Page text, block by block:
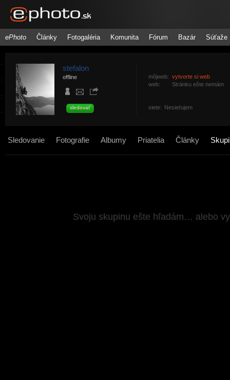
ePhoto Články Fotogaléria Komunita Fórum Bazár Súťaže
stefalon
offline
sledovať
môjweb: vytvorte si web
web:
Stránku ešte nemám
siete: Nesieťujem
Sledovanie Fotografie Albumy Priatelia Články
Svoju skupinu ešte hľadám… alebo